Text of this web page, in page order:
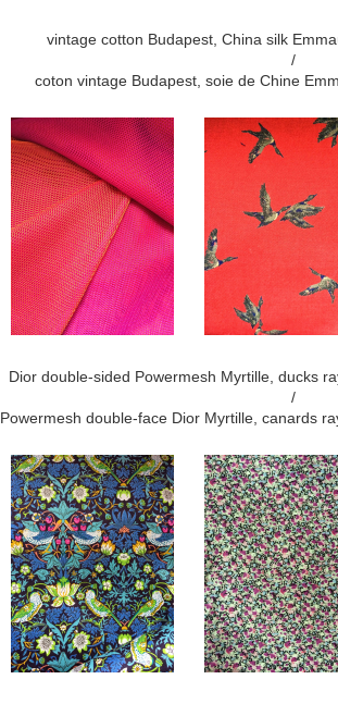
vintage cotton Budapest, China silk
/
coton vintage Budapest, soie de Chine
Dior double-sided Powermesh Myrtille, ducks
/
Powermesh double-face Dior Myrtille, canards